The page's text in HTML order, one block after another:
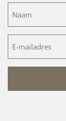
(Vereist)
mailadres